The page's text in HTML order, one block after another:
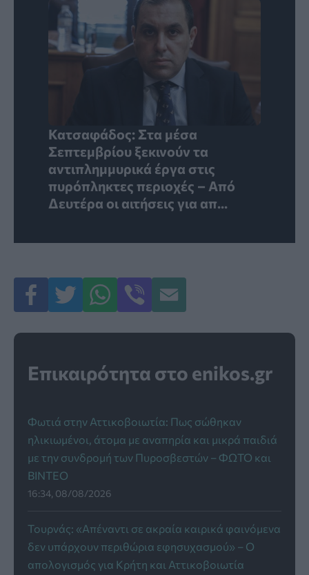
Κατσαφάδος: Στα μέσα
Σεπτεμβρίου ξεκινούν τα
αντιπλημμυρικά έργα στις
πυρόπληκτες περιοχές – Από
Δευτέρα οι αιτήσεις για απ...
Επικαιρότητα στο enikos.gr
Φωτιά στην Αττικοβοιωτία: Πως σώθηκαν
ηλικιωμένοι, άτομα με αναπηρία και μικρά παιδιά
με την συνδρομή των Πυροσβεστών – ΦΩΤΟ και
ΒΙΝΤΕΟ
16:34, 08/08/2026
Τουρνάς: «Απέναντι σε ακραία καιρικά φαινόμενα
δεν υπάρχουν περιθώρια εφησυχασμού» – Ο
απολογισμός για Κρήτη και Αττικοβοιωτία